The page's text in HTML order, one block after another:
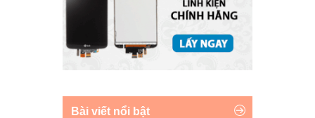
Bài viết nổi bật